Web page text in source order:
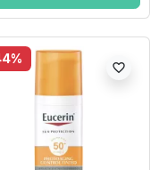
favorite_border